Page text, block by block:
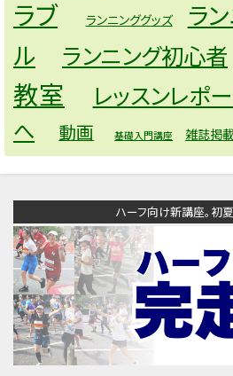
ラブ
ランニンググッズ
ラ
ル
ランニング初心者
教室
レッスンレポ
へ
動画 基礎入門講座 雑誌掲載
ハーフ向け新講座。初夏